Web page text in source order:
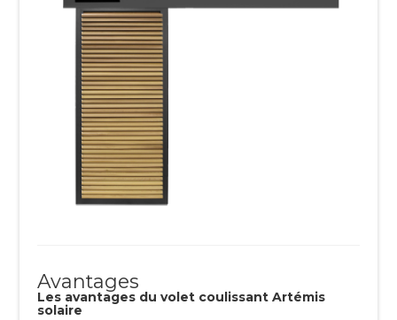
Avantages
Les avantages du volet coulissant Artémis
solaire